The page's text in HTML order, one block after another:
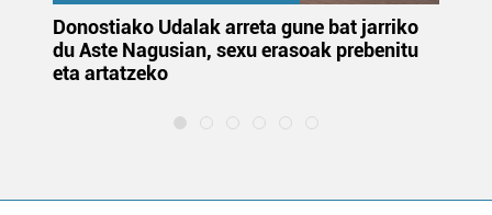
Donostiako Udalak arreta gune bat jarriko
du Aste Nagusian, sexu erasoak prebenitu
eta artatzeko